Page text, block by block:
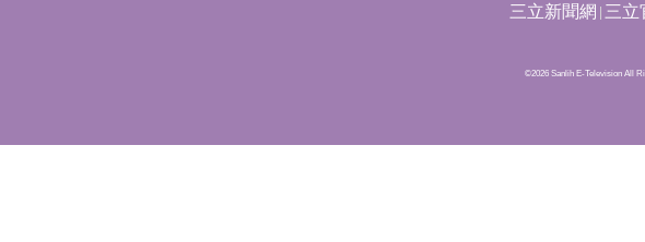
三立新聞網 三立
©2026 Sanlih E-Television All